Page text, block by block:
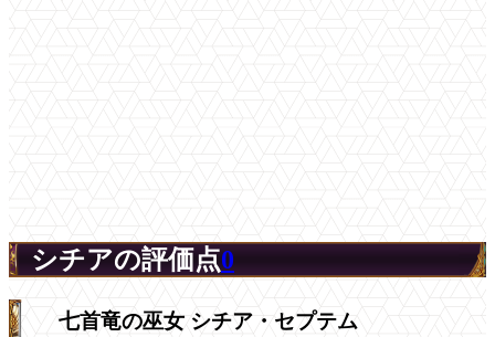
シチアの評価点0
七首竜の巫女 シチア・セプテム